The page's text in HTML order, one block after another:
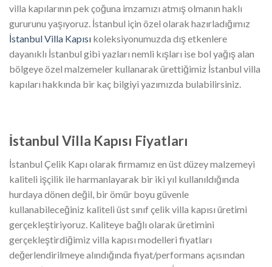
villa kapılarının pek çoğuna imzamızı atmış olmanın haklı
gururunu yaşıyoruz. İstanbul için özel olarak hazırladığımız
İstanbul Villa Kapısı koleksiyonumuzda dış etkenlere
dayanıklı İstanbul gibi yazları nemli kışları ise bol yağış alan
bölgeye özel malzemeler kullanarak ürettiğimiz İstanbul villa
kapıları hakkında bir kaç bilgiyi yazımızda bulabilirsiniz.
İstanbul Villa Kapısı Fiyatları
İstanbul Çelik Kapı olarak firmamız en üst düzey malzemeyi
kaliteli işçilik ile harmanlayarak bir iki yıl kullanıldığında
hurdaya dönen değil, bir ömür boyu güvenle
kullanabileceğiniz kaliteli üst sınıf çelik villa kapısı üretimi
gerçekleştiriyoruz. Kaliteye bağlı olarak üretimini
gerçekleştirdiğimiz villa kapısı modelleri fiyatları
değerlendirilmeye alındığında fiyat/performans açısından